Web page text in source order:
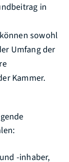
in
sowohl
Umfang der
Kammer.
-inhaber,